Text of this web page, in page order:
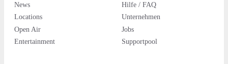
News
Locations
Open Air
Entertainment
Hilfe / FAQ
Unternehmen
Jobs
Supportpool